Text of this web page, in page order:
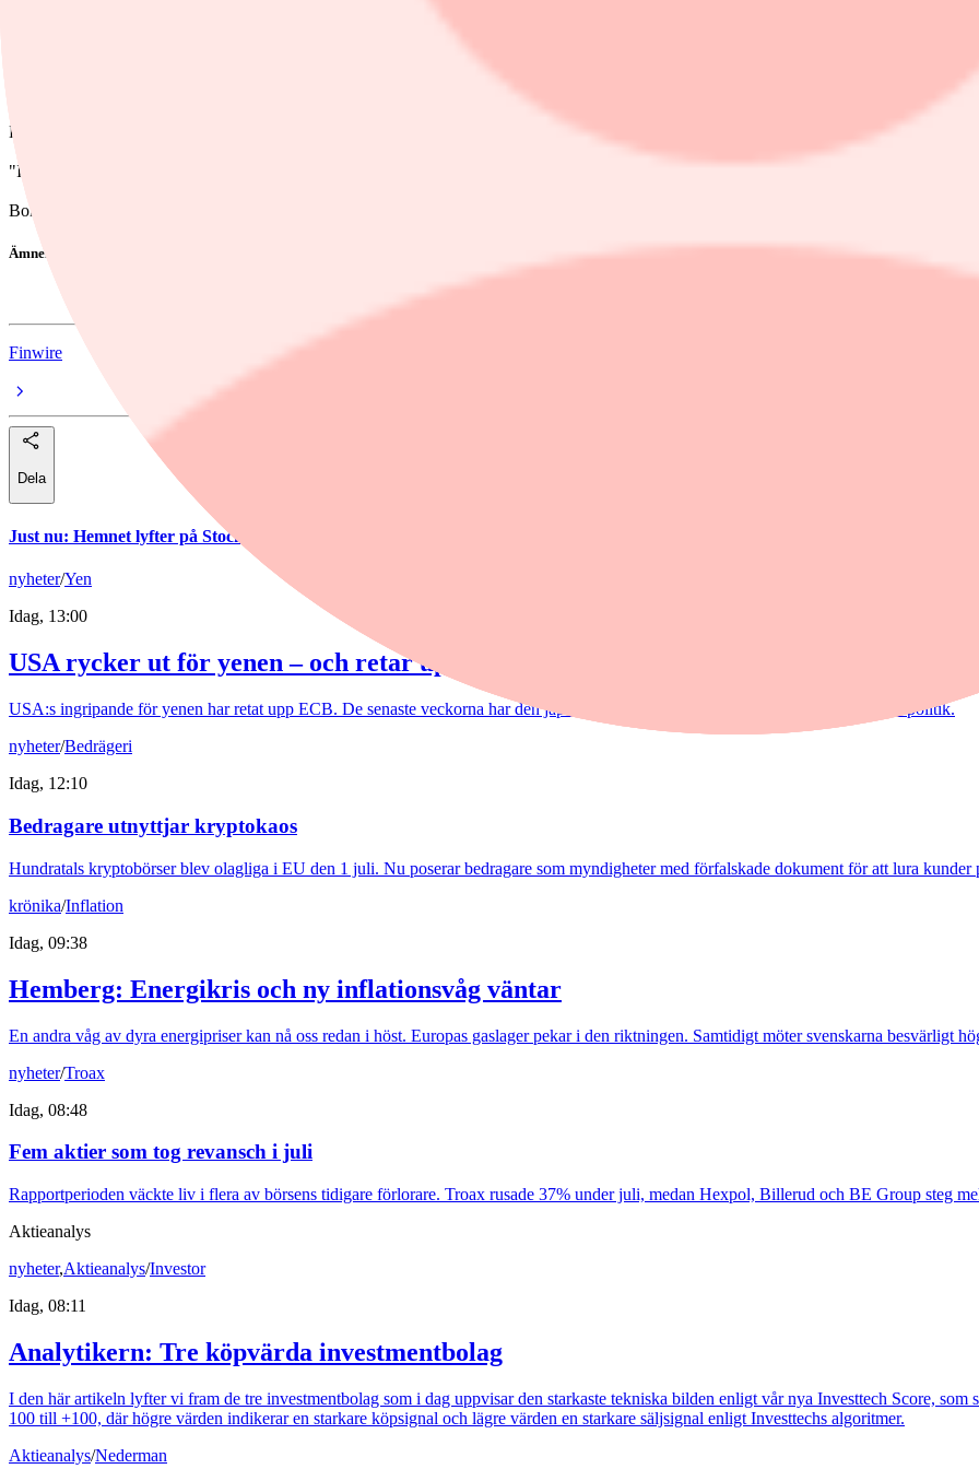
Biltillverkaren Volvo Cars lade i våras ett varsel och nu står det klart hur många som tvingas sluta.
"I Sverige är det ungefär 1 000 anställda som lämnar plus ganska många av de 1 000 konsulterna som har lämnat", säger finanschefen
Bolagets kvartalsrapport under morgonen visade på en minskad omsättning men ett klart högre resultat än väntat.
Ämnen i artikeln
Volvo Car
Finwire
Dela
Just nu: Hemnet lyfter på Stockholmsbörsen
nyheter/Yen
Idag, 13:00
USA rycker ut för yenen – och retar upp Europa
USA:s ingripande för yenen har retat upp ECB. De senaste veckorna har den japanska valutan förvandlat valutamarknaden till storpolitik.
nyheter/Bedrägeri
Idag, 12:10
Bedragare utnyttjar kryptokaos
Hundratals kryptobörser blev olagliga i EU den 1 juli. Nu poserar bedragare som myndigheter med förfalskade dokument för att lura kunder
krönika/Inflation
Idag, 09:38
Hemberg: Energikris och ny inflationsvåg väntar
En andra våg av dyra energipriser kan nå oss redan i höst. Europas gaslager pekar i den riktningen. Samtidigt möter svenskarna besvärligt
nyheter/Troax
Idag, 08:48
Fem aktier som tog revansch i juli
Rapportperioden väckte liv i flera av börsens tidigare förlorare. Troax rusade 37% under juli, medan Hexpol, Billerud och BE Group steg
Aktieanalys
nyheter,Aktieanalys/Investor
Idag, 08:11
Analytikern: Tre köpvärda investmentbolag
I den här artikeln lyfter vi fram de tre investmentbolag som i dag uppvisar den starkaste tekniska bilden enligt vår nya Investtech Score, som
100 till +100, där högre värden indikerar en starkare köpsignal och lägre värden en starkare säljsignal enligt Investtechs algoritmer.
Aktieanalys/Nederman